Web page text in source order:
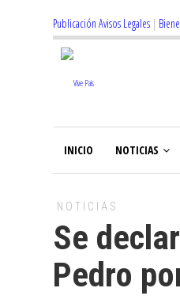
Publicación Avisos Legales |
INICIO NOTICIAS
NOTICIAS
Se
Pedro